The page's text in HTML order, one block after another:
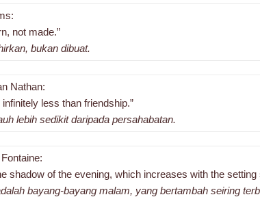
not made.”
bukan dibuat.
Nathan:
less than friendship.”
lebih sedikit daripada persahabatan.
shadow of the evening, which increases with the setting
bayang-bayang malam, yang bertambah seiring